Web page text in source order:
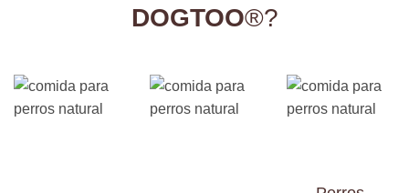
DOGTOO®?